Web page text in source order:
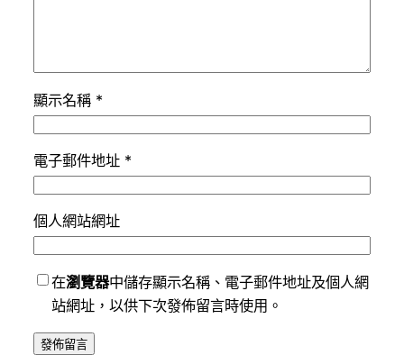
顯示名稱 *
電子郵件地址 *
個人網站網址
在瀏覽器中儲存顯示名稱、電子郵件地址及個人網
站網址，以供下次發佈留言時使用。